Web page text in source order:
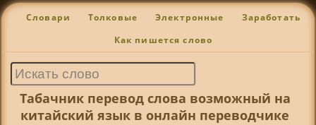
Словари Толковые Электронные Заработать
Как пишется слово
Табачник перевод слова возможный на
китайский язык в онлайн переводчике